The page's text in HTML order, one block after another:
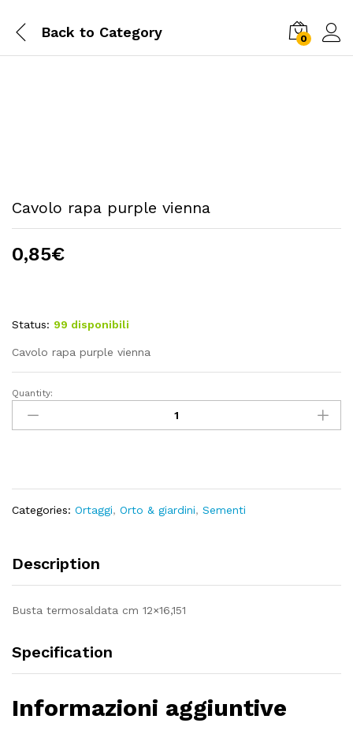
Back to Category 0
Cavolo rapa purple vienna
0,85€
Status: 99 disponibili
Cavolo rapa purple vienna
Cavolo
rapa
purple
Quantity:
Categories: Ortaggi, Orto & giardini, Sementi
Description
Busta termosaldata cm 12×16,151
Specification
Informazioni aggiuntive